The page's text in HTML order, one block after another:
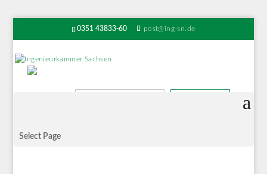
0351 43833-60 post@ing-sn.de
Select Page